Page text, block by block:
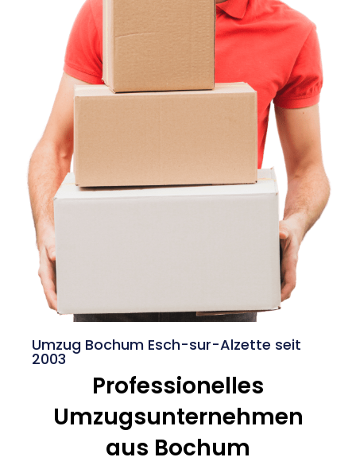
Umzug Bochum Esch-sur-Alzette seit
2003
Professionelles
Umzugsunternehmen
aus Bochum